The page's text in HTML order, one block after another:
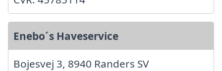
Enebo´s Haveservice
Bojesvej 3, 8940 Randers SV